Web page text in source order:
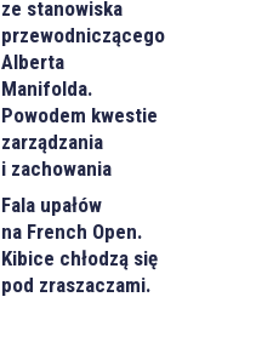
ze stanowiska
przewodniczącego
Alberta
Manifolda.
Powodem kwestie
zarządzania
i zachowania
Fala upałów
na French Open.
Kibice chłodzą się
pod zraszaczami.